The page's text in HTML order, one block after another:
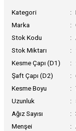
Kategori
Marka
Stok Kodu
Stok Miktarı
Kesme Çapı (D1)
Şaft Çapı (D2)
Kesme Boyu
Uzunluk
Ağız Sayısı
Menşei